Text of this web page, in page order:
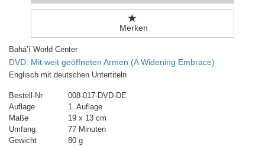
Merken
Bahá’í World Center
DVD: Mit weit geöffneten Armen (A Widening Embrace)
Englisch mit deutschen Untertiteln
Bestell-Nr
008-017-DVD-DE
Auflage
1. Auflage
Maße
19 x 13 cm
Umfang
77 Minuten
Gewicht
80 g